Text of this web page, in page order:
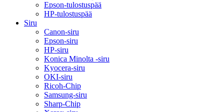
Epson-tulostuspää
HP-tulostuspää
Siru
Canon-siru
Epson-siru
HP-siru
Konica Minolta -siru
Kyocera-siru
OKI-siru
Ricoh-Chip
Samsung-siru
Sharp-Chip